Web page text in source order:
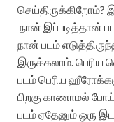
நான் இப்படித்தான்
நான் படம்
இருக்கலாம். பெரிய
படம் பெரிய
பிறகு காணாமல்
படம் ஏதேனும் ஒரு